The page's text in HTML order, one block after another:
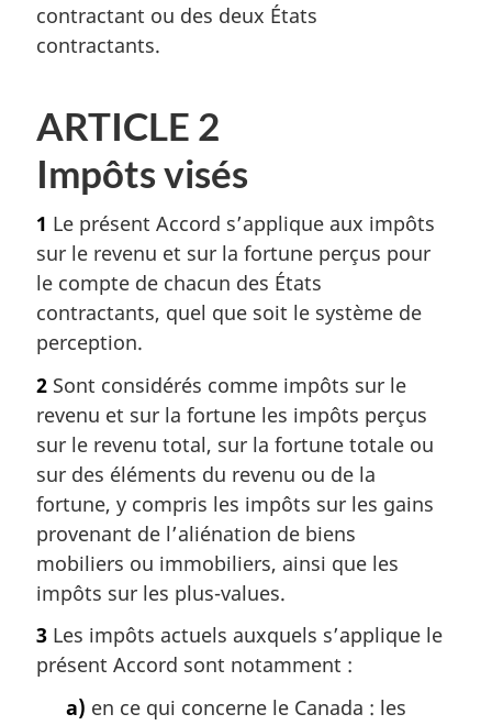
contractant ou des deux États
contractants.
ARTICLE 2
Impôts visés
1 Le présent Accord s’applique aux impôts
sur le revenu et sur la fortune perçus pour
le compte de chacun des États
contractants, quel que soit le système de
perception.
2 Sont considérés comme impôts sur le
revenu et sur la fortune les impôts perçus
sur le revenu total, sur la fortune totale ou
sur des éléments du revenu ou de la
fortune, y compris les impôts sur les gains
provenant de l’aliénation de biens
mobiliers ou immobiliers, ainsi que les
impôts sur les plus-values.
3 Les impôts actuels auxquels s’applique le
présent Accord sont notamment :
a) en ce qui concerne le Canada : les